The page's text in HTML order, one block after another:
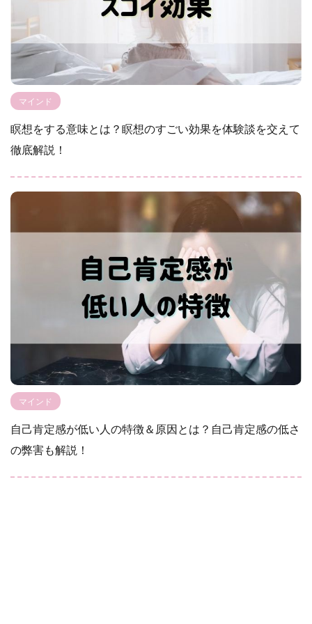
マインド
瞑想をする意味とは？瞑想のすごい効果を体験談を交えて
徹底解説！
マインド
自己肯定感が低い人の特徴＆原因とは？自己肯定感の低さ
の弊害も解説！